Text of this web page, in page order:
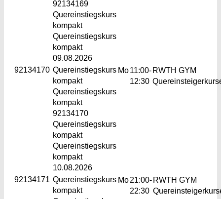
92134169
Quereinstiegskurs
kompakt
Quereinstiegskurs
kompakt
09.08.2026
92134170 Quereinstiegskurs
kompakt
Quereinstiegskurs
kompakt
92134170
Quereinstiegskurs
kompakt
Quereinstiegskurs
kompakt
10.08.2026
Mo11:00-
12:30
RWTH GYM
92134171 Quereinstiegskurs
kompakt
Mo21:00-
22:30
RWTH GYM